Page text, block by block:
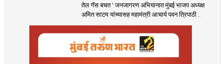
तेल गॅस बचत ' जनजागरण अभियानात मुंबई भाजप अध्यक्ष
अमित साटम यांच्यासह महामंत्री आचार्य पवन त्रिपाठी ..